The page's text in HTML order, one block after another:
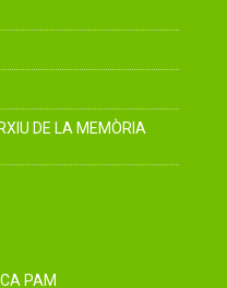
DE LA MEMÒRIA
PAM